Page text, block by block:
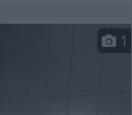
1